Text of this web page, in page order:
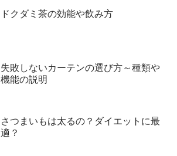
ドクダミ茶の効能や飲み方
失敗しないカーテンの選び方～種類や
機能の説明
さつまいもは太るの？ダイエットに最
適？